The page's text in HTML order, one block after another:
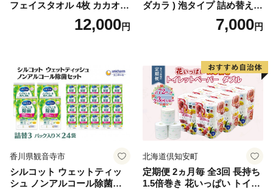
フェイスタオル 4枚 カカオ
【タオル 泉州タオル 吸水 普
段使い 無地 シンプル 日用品
12,000円
ダカラ ) 泡タイプ 詰め替え 4
40ml×4袋 ボディーソープ 泡
ボディソープ 泡 日用品 消耗
泡石鹸 石鹸 兵庫 兵庫県 小野
7,000円
香川県観音寺市
シルコット ウェットティッ
シュ ノンアルコール除菌詰
北海道倶知安町
定期便 2ヵ月毎 全3回 長持ち
1.5倍巻き 花いっぱい トイレ